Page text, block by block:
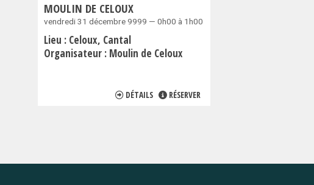
MOULIN DE CELOUX
vendredi 31 décembre 9999 — 0h00 à 1h00
Lieu : Celoux Cantal
Organisateur : Moulin de Celoux
DÉTAILS RÉSERVER